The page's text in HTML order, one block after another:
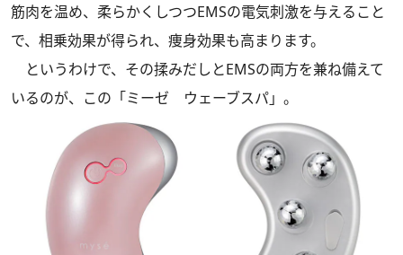
筋肉を温め、柔らかくしつつEMSの電気刺激を与えること
で、相乗効果が得られ、痩身効果も高まります。
というわけで、その揉みだしとEMSの両方を兼ね備えて
いるのが、この「ミーゼ ウェーブスパ」。